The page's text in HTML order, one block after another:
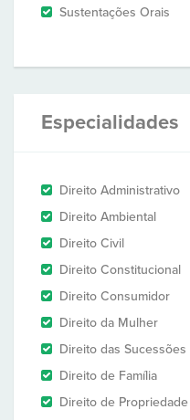
Sustentações Orais
Especialidades
Direito Administrativo
Direito Ambiental
Direito Civil
Direito Constitucional
Direito Consumidor
Direito da Mulher
Direito das Sucessões
Direito de Família
Direito de Propriedade